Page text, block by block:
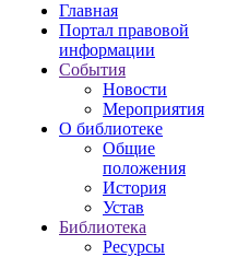
Главная
Портал правовой
информации
События
Новости
Мероприятия
О библиотеке
Общие
положения
История
Устав
Библиотека
Ресурсы